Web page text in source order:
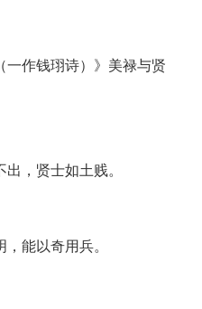
作钱珝诗）》美禄与贤
，贤士如土贱。
能以奇用兵。